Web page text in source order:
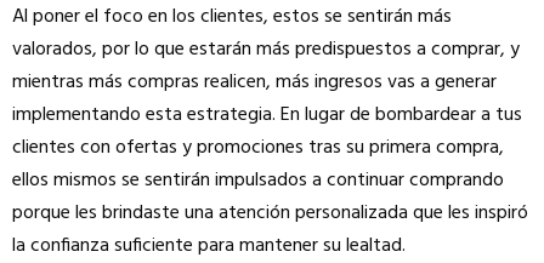
Al poner el foco en los clientes, estos se sentirán más
valorados, por lo que estarán más predispuestos a comprar, y
mientras más compras realicen, más ingresos vas a generar
implementando esta estrategia. En lugar de bombardear a tus
clientes con ofertas y promociones tras su primera compra,
ellos mismos se sentirán impulsados a continuar comprando
porque les brindaste una atención personalizada que les inspiró
la confianza suficiente para mantener su lealtad.